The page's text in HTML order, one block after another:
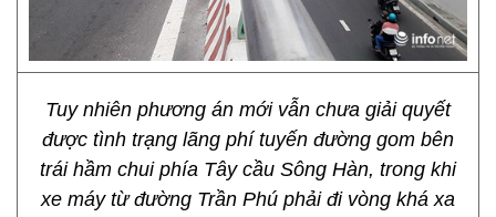
Tuy nhiên phương án mới vẫn chưa giải quyết
được tình trạng lãng phí tuyến đường gom bên
trái hầm chui phía Tây cầu Sông Hàn, trong khi
xe máy từ đường Trần Phú phải đi vòng khá xa